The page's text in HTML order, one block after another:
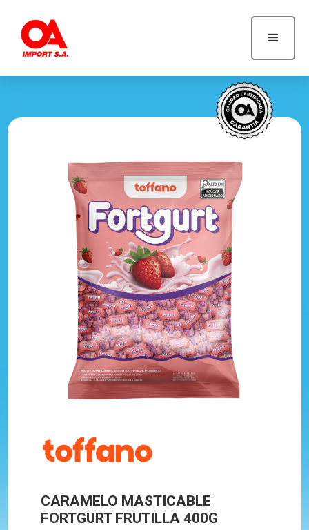
CARAMELO MASTICABLE
FORTGURT FRUTILLA 400G